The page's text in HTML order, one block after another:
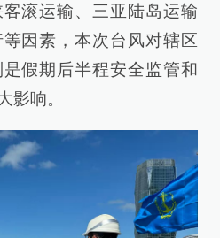
滚运输、三亚陆岛运输
因素，本次台风对辖区
假期后半程安全监管和
影响。